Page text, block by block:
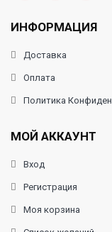
ИНФОРМАЦИЯ
Доставка
Оплата
Политика
МОЙ АККАУНТ
Вход
Регистрация
Моя корзина